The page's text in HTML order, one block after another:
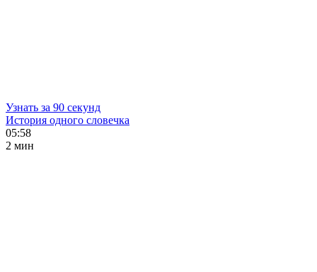
Узнать за 90 секунд
История одного словечка
05:58
2 мин